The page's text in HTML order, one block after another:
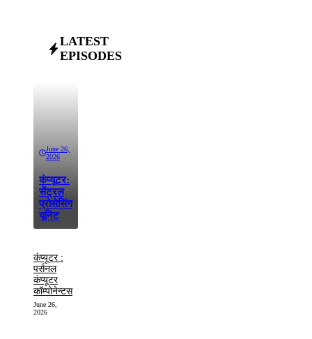
LATEST
EPISODES
June 26,
2026
कंप्यूटर:
सेंट्रल
प्रोसेसिंग
यूनिट
कंप्यूटर :
पर्सनल
कंप्यूटर
कॉम्पोनेन्टस
June 26,
2026